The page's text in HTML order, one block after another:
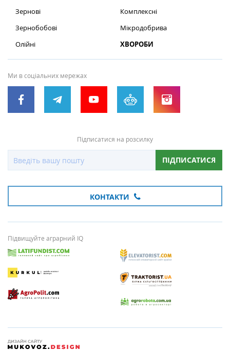
Зернові
Зернобобові
Олійні
Комплексні
Мікродобрива
ХВОРОБИ
Ми в соціальних мережах
Підписатися на розсилку
ПІДПИСАТИСЯ
КОНТАКТИ
Підвищуйте аграрний IQ